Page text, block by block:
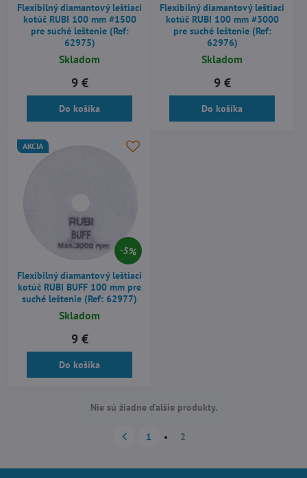
Flexibilný diamantový leštiaci
kotúč RUBI 100 mm #1500
pre suché leštenie (Ref:
62975)
Skladom
9 €
Do košíka
Flexibilný diamantový leštiaci
kotúč RUBI 100 mm #3000
pre suché leštenie (Ref:
62976)
Skladom
9 €
Do košíka
5%
AKCIA
Flexibilný diamantový leštiaci
kotúč RUBI BUFF 100 mm pre
suché leštenie (Ref: 62977)
Skladom
9 €
Do košíka
Nie sú žiadne ďalšie produkty.
1 2